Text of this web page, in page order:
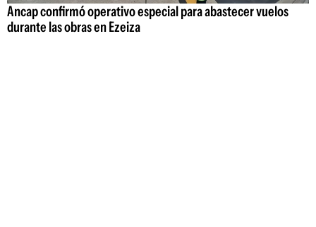
Ancap confirmó operativo especial para abastecer vuelos
durante las obras en Ezeiza